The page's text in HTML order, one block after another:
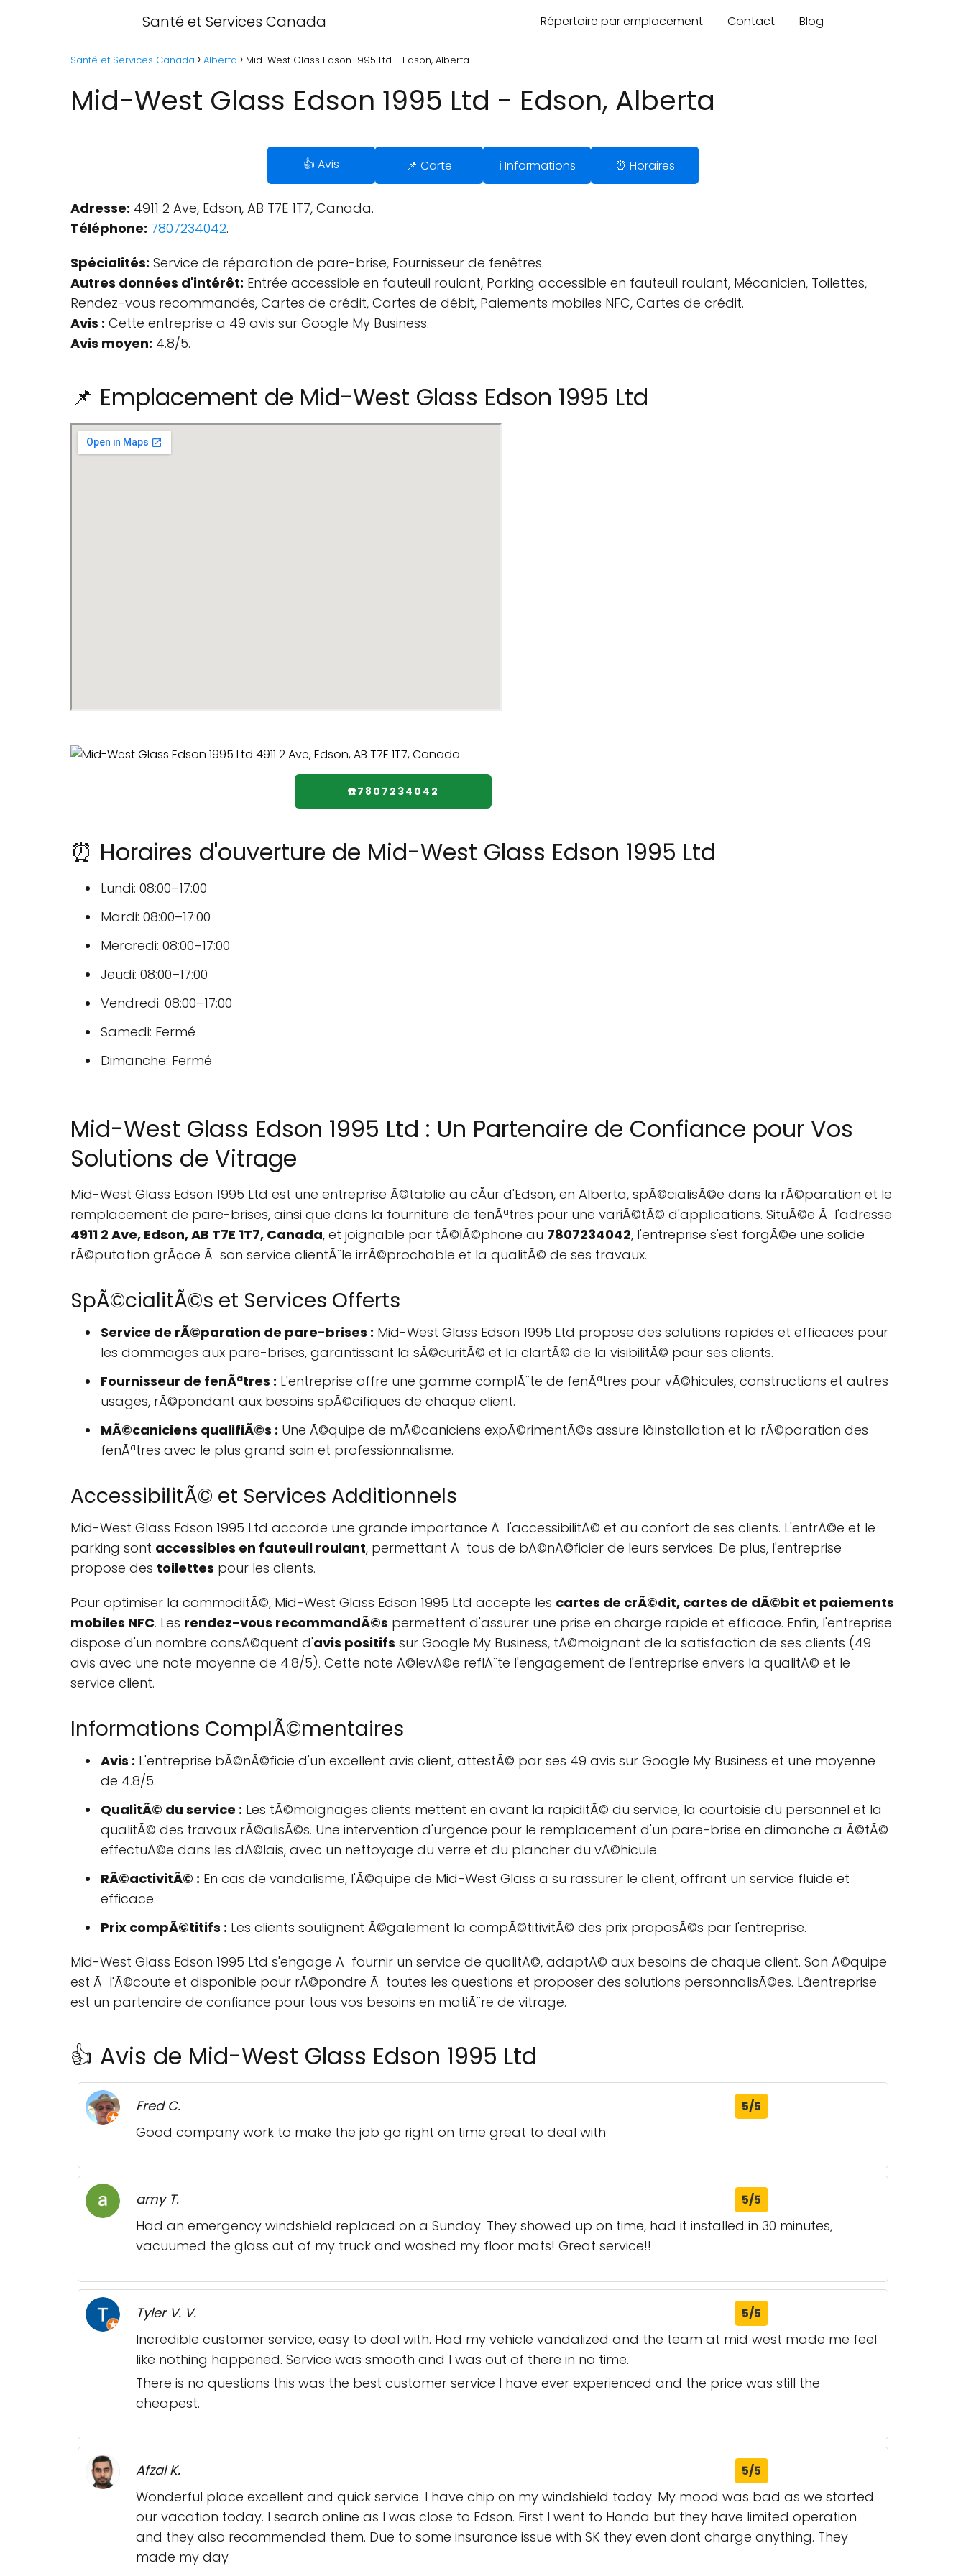
Santé et Services Canada Répertoire par emplacement Contact Blog
Santé et Services Canada Alberta Mid-West Glass Edson 1995 Ltd - Edson, Alberta
Mid-West Glass Edson 1995 Ltd - Edson, Alberta
👍 Avis 📌 Carte ℹ️ Informations ⏰ Horaires
Adresse: 4911 2 Ave, Edson, AB T7E 1T7, Canada.
Téléphone: 7807234042.
Spécialités: Service de réparation de pare-brise, Fournisseur de fenêtres.
Autres données d'intérêt: Entrée accessible en fauteuil roulant, Parking accessible en fauteuil roulant, Mécanicien, Toilettes,
Rendez-vous recommandés, Cartes de crédit, Cartes de débit, Paiements mobiles NFC, Cartes de crédit.
Avis : Cette entreprise a 49 avis sur Google My Business.
Avis moyen: 4.8/5.
📌 Emplacement de Mid-West Glass Edson 1995 Ltd
☎️7807234042
⏰ Horaires d'ouverture de Mid-West Glass Edson 1995 Ltd
Lundi: 08:00–17:00
Mardi: 08:00–17:00
Mercredi: 08:00–17:00
Jeudi: 08:00–17:00
Vendredi: 08:00–17:00
Samedi: Fermé
Dimanche: Fermé
Mid-West Glass Edson 1995 Ltd : Un Partenaire de Confiance pour Vos
Solutions de Vitrage
Mid-West Glass Edson 1995 Ltd est une entreprise Ã©tablie au cÅur d'Edson, en Alberta, spÃ©cialisÃ©e dans la rÃ©paration et le
remplacement de pare-brises, ainsi que dans la fourniture de fenÃªtres pour une variÃ©tÃ© d'applications. SituÃ©e Ã l'adresse
4911 2 Ave, Edson, AB T7E 1T7, Canada, et joignable par tÃ©lÃ©phone au 7807234042, l'entreprise s'est forgÃ©e une solide
rÃ©putation grÃ¢ce Ã son service clientÃ¨le irrÃ©prochable et la qualitÃ© de ses travaux.
SpÃ©cialitÃ©s et Services Offerts
Service de rÃ©paration de pare-brises : Mid-West Glass Edson 1995 Ltd propose des solutions rapides et efficaces pour
les dommages aux pare-brises, garantissant la sÃ©curitÃ© et la clartÃ© de la visibilitÃ© pour ses clients.
Fournisseur de fenÃªtres : L'entreprise offre une gamme complÃ¨te de fenÃªtres pour vÃ©hicules, constructions et autres
usages, rÃ©pondant aux besoins spÃ©cifiques de chaque client.
MÃ©caniciens qualifiÃ©s : Une Ã©quipe de mÃ©caniciens expÃ©rimentÃ©s assure lâinstallation et la rÃ©paration des
fenÃªtres avec le plus grand soin et professionnalisme.
AccessibilitÃ© et Services Additionnels
Mid-West Glass Edson 1995 Ltd accorde une grande importance Ã l'accessibilitÃ© et au confort de ses clients. L'entrÃ©e et le
parking sont accessibles en fauteuil roulant, permettant Ã tous de bÃ©nÃ©ficier de leurs services. De plus, l'entreprise
propose des toilettes pour les clients.
Pour optimiser la commoditÃ©, Mid-West Glass Edson 1995 Ltd accepte les cartes de crÃ©dit, cartes de dÃ©bit et paiements
mobiles NFC. Les rendez-vous recommandÃ©s permettent d'assurer une prise en charge rapide et efficace. Enfin, l'entreprise
dispose d'un nombre consÃ©quent d'avis positifs sur Google My Business, tÃ©moignant de la satisfaction de ses clients (49
avis avec une note moyenne de 4.8/5). Cette note Ã©levÃ©e reflÃ¨te l'engagement de l'entreprise envers la qualitÃ© et le
service client.
Informations ComplÃ©mentaires
Avis : L'entreprise bÃ©nÃ©ficie d'un excellent avis client, attestÃ© par ses 49 avis sur Google My Business et une moyenne
de 4.8/5.
QualitÃ© du service : Les tÃ©moignages clients mettent en avant la rapiditÃ© du service, la courtoisie du personnel et la
qualitÃ© des travaux rÃ©alisÃ©s. Une intervention d'urgence pour le remplacement d'un pare-brise en dimanche a Ã©tÃ©
effectuÃ©e dans les dÃ©lais, avec un nettoyage du verre et du plancher du vÃ©hicule.
RÃ©activitÃ© : En cas de vandalisme, l'Ã©quipe de Mid-West Glass a su rassurer le client, offrant un service fluide et
efficace.
Prix compÃ©titifs : Les clients soulignent Ã©galement la compÃ©titivitÃ© des prix proposÃ©s par l'entreprise.
Mid-West Glass Edson 1995 Ltd s'engage Ã fournir un service de qualitÃ©, adaptÃ© aux besoins de chaque client. Son Ã©quipe
est Ã l'Ã©coute et disponible pour rÃ©pondre Ã toutes les questions et proposer des solutions personnalisÃ©es. Lâentreprise
est un partenaire de confiance pour tous vos besoins en matiÃ¨re de vitrage.
👍 Avis de Mid-West Glass Edson 1995 Ltd
Fred C. 5/5
Good company work to make the job go right on time great to deal with
amy T. 5/5
Had an emergency windshield replaced on a Sunday. They showed up on time, had it installed in 30 minutes,
vacuumed the glass out of my truck and washed my floor mats! Great service!!
Tyler V. V. 5/5
Incredible customer service, easy to deal with. Had my vehicle vandalized and the team at mid west made me feel
like nothing happened. Service was smooth and I was out of there in no time.
There is no questions this was the best customer service I have ever experienced and the price was still the
cheapest.
Afzal K. 5/5
Wonderful place excellent and quick service. I have chip on my windshield today. My mood was bad as we started
our vacation today. I search online as I was close to Edson. First I went to Honda but they have limited operation
and they also recommended them. Due to some insurance issue with SK they even dont charge anything. They
made my day